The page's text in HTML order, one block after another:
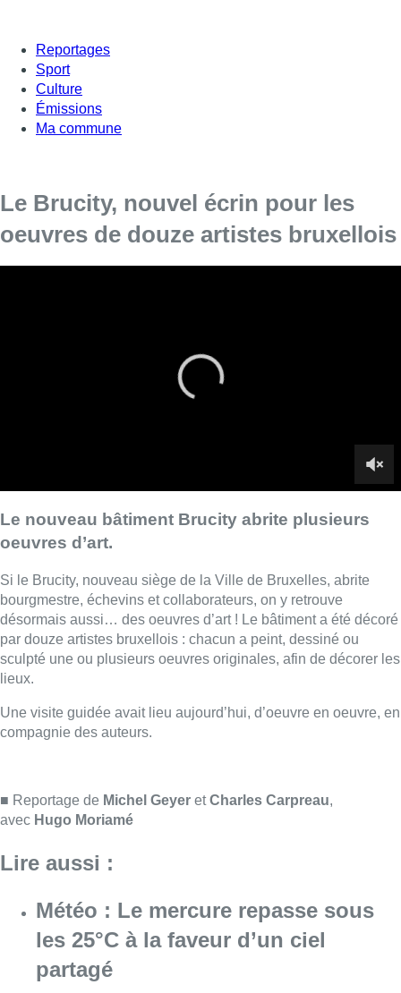
Reportages
Sport
Culture
Émissions
Ma commune
Le Brucity, nouvel écrin pour les
oeuvres de douze artistes bruxellois
bourgmestre, échevins et collaborateurs, on y retrouve
désormais aussi… des oeuvres d’art ! Le bâtiment a été décoré
par douze artistes bruxellois : chacun a peint, dessiné ou
Une visite guidée avait lieu aujourd’hui, d’oeuvre en oeuvre, en
compagnie des auteurs.
avecHugo Moriamé
Lire aussi :
Météo : Le mercure repasse sous
partagé